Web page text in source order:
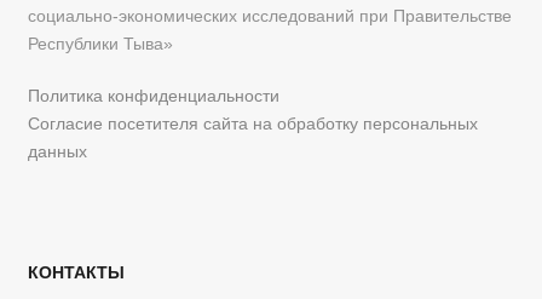
социально-экономических исследований при Правительстве
Республики Тыва»
Политика конфиденциальности
Согласие посетителя сайта на обработку персональных
данных
КОНТАКТЫ